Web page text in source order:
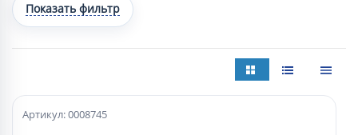
Показать фильтр
Артикул: 0008745